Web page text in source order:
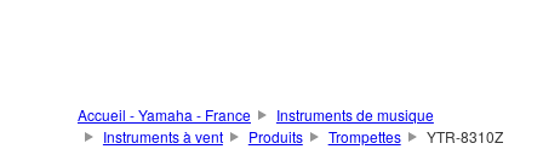
Accueil - Yamaha - France
Instruments de musique
Instruments à vent
Produits Trompettes YTR-8310Z